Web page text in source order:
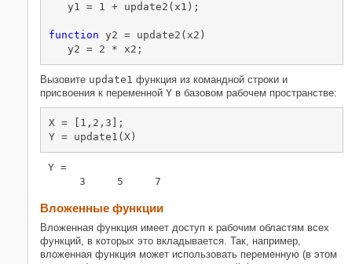
   y1 = 1 + update2(x1);
function y2 = update2(x2)
   y2 = 2 * x2;
Вызовите update1 функция из командной строки и
присвоения к переменной Y в базовом рабочем пространстве:
X = [1,2,3];
Y = update1(X)
Y =
     3     5     7
Вложенные функции
Вложенная функция имеет доступ к рабочим областям всех
функций, в которых это вкладывается. Так, например,
вложенная функция может использовать переменную (в этом